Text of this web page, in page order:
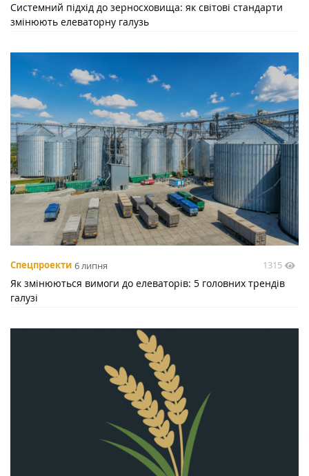
Системний підхід до зерносховища: як світові стандарти
змінюють елеваторну галузь
Спецпроекти 6 липня 1315
Як змінюються вимоги до елеваторів: 5 головних трендів
галузі